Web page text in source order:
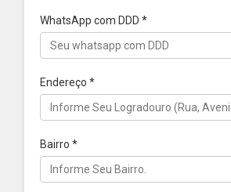
WhatsApp com DDD *
Endereço *
Bairro *